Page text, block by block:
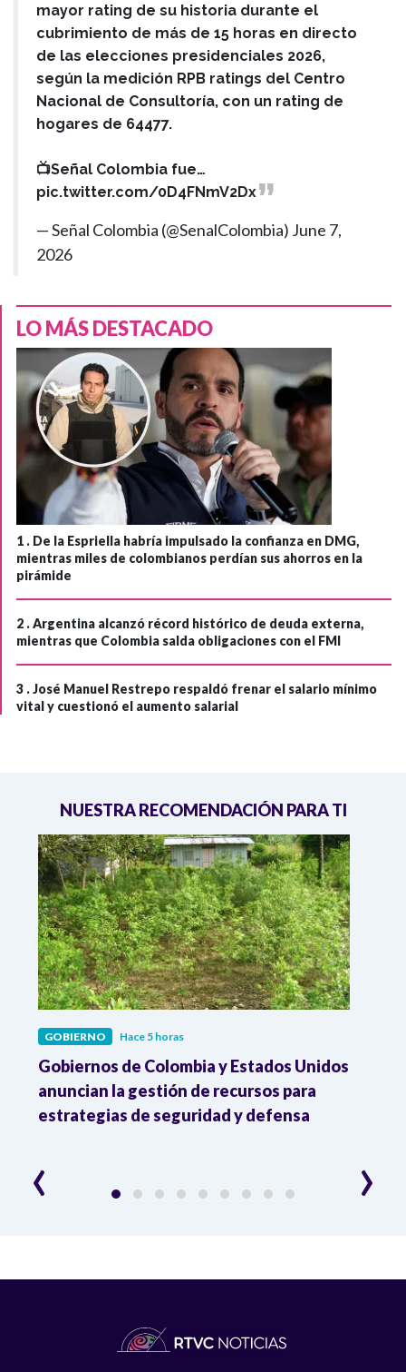
mayor rating de su historia durante el
cubrimiento de más de 15 horas en directo
de las elecciones presidenciales 2026,
según la medición RPB ratings del Centro
Nacional de Consultoría, con un rating de
hogares de 64477.
📺Señal Colombia fue…
pic.twitter.com/0D4FNmV2Dx
— Señal Colombia (@SenalColombia) June 7,
2026
LO MÁS DESTACADO
1 . De la Espriella habría impulsado la confianza en DMG,
mientras miles de colombianos perdían sus ahorros en la
pirámide
2 .Argentina alcanzó récord histórico de deuda externa,
mientras que Colombia salda obligaciones con el FMI
3 .José Manuel Restrepo respaldó frenar el salario mínimo
vital y cuestionó el aumento salarial
NUESTRA RECOMENDACIÓN PARA TI
GOBIERNO Hace 5 horas
Gobiernos de Colombia y Estados Unidos
anuncian la gestión de recursos para
estrategias de seguridad y defensa
‹ ›